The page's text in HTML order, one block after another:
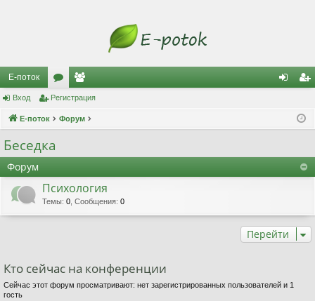
Е-поток
ор
ум
ол
ьз
и
ис
ац
Вход Регистрация
Е-поток Форум
Беседка
Форум
Психология
Темы: 0 Сообщения: 0
Перейти
Кто сейчас на конференции
Сейчас этот форум просматривают: нет зарегистрированных пользователей и 1
гость